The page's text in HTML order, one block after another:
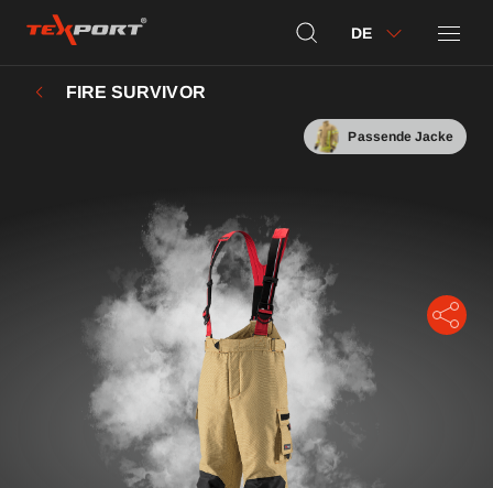
DE
FIRE SURVIVOR
Passende Jacke